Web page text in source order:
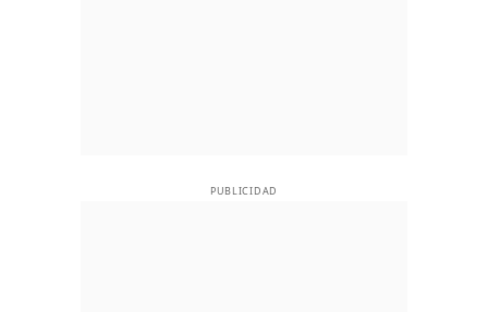
PUBLICIDAD